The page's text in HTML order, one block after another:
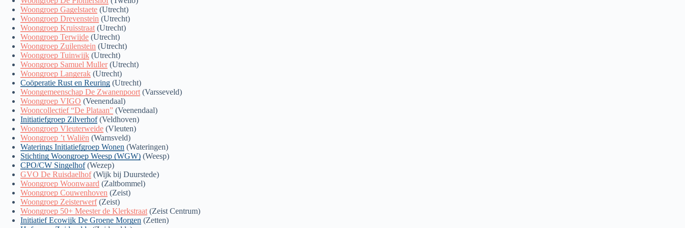
Woongroep Gagelstaete (Utrecht)
Woongroep Drevenstein (Utrecht)
Woongroep Kruisstraat (Utrecht)
Woongroep Terwijde (Utrecht)
Woongroep Zuilenstein (Utrecht)
Woongroep Tuinwijk (Utrecht)
Woongroep Samuel Muller(Utrecht)
Woongroep Langerak (Utrecht)
Coöperatie Rust en Reuring (Utrecht)
Woongemeenschap De Zwanenpoort (Varsseveld)
Woongroep VIGO (Veenendaal)
Wooncollectief “De Plataan” (Veenendaal)
Initiatiefgroep Zilverhof(Veldhoven)
Woongroep Vleuterweide (Vleuten)
Woongroep ’t Waliën (Warnsveld)
Waterings Initiatiefgroep Wonen (Wateringen)
Stichting Woongroep Weesp (WGW) (Weesp)
CPO/CW Singelhof(Wezep)
GVO De Ruisdaelhof(Wijk bij Duurstede)
Woongroep Woonwaard (Zaltbommel)
Woongroep Couwenhoven (Zeist)
Woongroep Zeisterwerf(Zeist)
Woongroep 50+ Meester de Klerkstraat (Zeist Centrum)
Initiatief Ecowijk De Groene Morgen (Zetten)